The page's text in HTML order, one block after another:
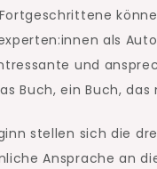
als
und
Buch, ein Buch,
stellen sich die
Ansprache an